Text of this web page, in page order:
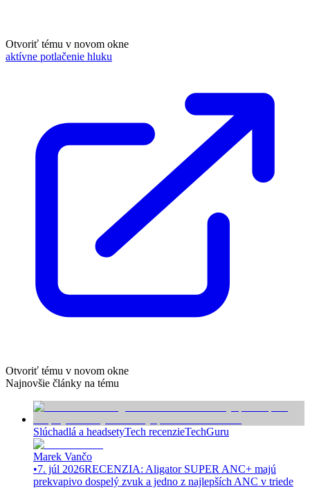
Otvoriť tému v novom okne
aktívne potlačenie hluku
Otvoriť tému v novom okne
Najnovšie články na tému
Slúchadlá a headsetyTech recenzieTechGuru
Marek Vančo
•7. júl 2026RECENZIA: Aligator SUPER ANC+ majú
prekvapivo dospelý zvuk a jedno z najlepších ANC v triede